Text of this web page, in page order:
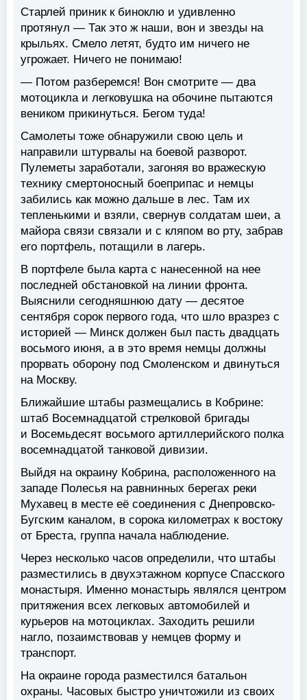
Старлей приник к биноклю и удивленно
протянул — Так это ж наши, вон и звезды на
крыльях. Смело летят, будто им ничего не
угрожает. Ничего не понимаю!
— Потом разберемся! Вон смотрите — два
мотоцикла и легковушка на обочине пытаются
веником прикинуться. Бегом туда!
Самолеты тоже обнаружили свою цель и
направили штурвалы на боевой разворот.
Пулеметы заработали, загоняя во вражескую
технику смертоносный боеприпас и немцы
забились как можно дальше в лес. Там их
тепленькими и взяли, свернув солдатам шеи, а
майора связи связали и с кляпом во рту, забрав
его портфель, потащили в лагерь.
В портфеле была карта с нанесенной на нее
последней обстановкой на линии фронта.
Выяснили сегодняшнюю дату — десятое
сентября сорок первого года, что шло вразрез с
историей — Минск должен был пасть двадцать
восьмого июня, а в это время немцы должны
прорвать оборону под Смоленском и двинуться
на Москву.
Ближайшие штабы размещались в Кобрине:
штаб Восемнадцатой стрелковой бригады
и Восемьдесят восьмого артиллерийского полка
восемнадцатой танковой дивизии.
Выйдя на окраину Кобрина, расположенного на
западе Полесья на равнинных берегах реки
Мухавец в месте её соединения с Днепровско-
Бугским каналом, в сорока километрах к востоку
от Бреста, группа начала наблюдение.
Через несколько часов определили, что штабы
разместились в двухэтажном корпусе Спасского
монастыря. Именно монастырь являлся центром
притяжения всех легковых автомобилей и
курьеров на мотоциклах. Заходить решили
нагло, позаимствовав у немцев форму и
транспорт.
На окраине города разместился батальон
охраны. Часовых быстро уничтожили из своих